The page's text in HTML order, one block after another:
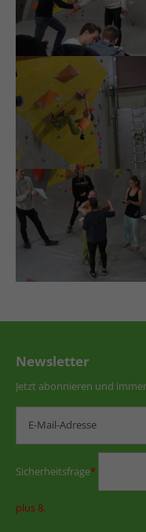
Newsletter
Jetzt abonnieren und
Sicherheitsfrage*
plus 8.